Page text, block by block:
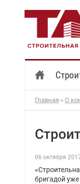
Главная » О
06 октября
бригадой